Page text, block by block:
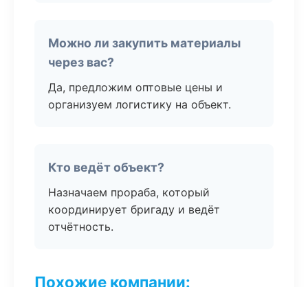
Можно ли закупить материалы
через вас?
Да, предложим оптовые цены и
организуем логистику на объект.
Кто ведёт объект?
Назначаем прораба, который
координирует бригаду и ведёт
отчётность.
Похожие компании: